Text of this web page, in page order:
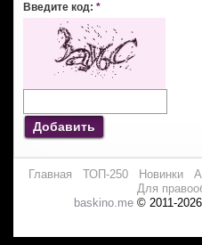
Введите код: *
Добавить
Главная ТОП-250 Новинки
Для
baskino.me© 2011-